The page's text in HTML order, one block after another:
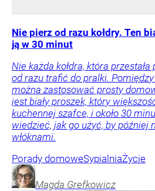
Nie pierz od razu kołdry. Ten
ją w 30 minut
Nie każda kołdra, która
od razu trafić do pralki.
można zastosować prosty
jest biały proszek, który
kuchennej szafce, i około 30
wiedzieć, jak go użyć, by później
włóknami.
Porady domoweSypialniaŻycie
Magda Grefkowicz